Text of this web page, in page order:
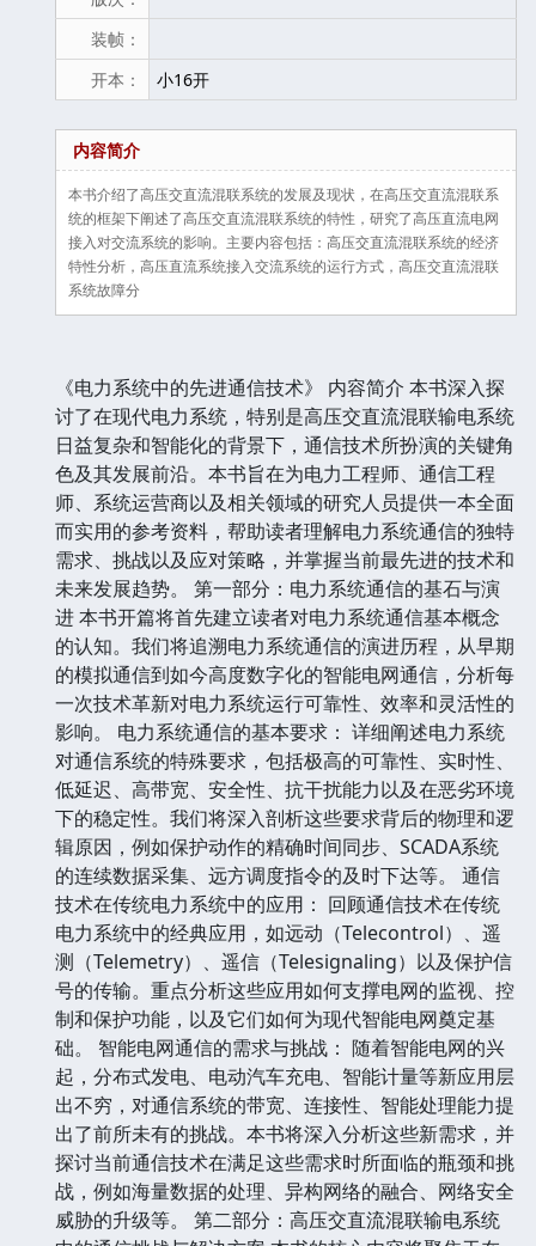
装帧：
开本：
小16开
内容简介
本书介绍了高压交直流混联系统的发展及现状，在高压交直流混联系
统的框架下阐述了高压交直流混联系统的特性，研究了高压直流电网
接入对交流系统的影响。主要内容包括：高压交直流混联系统的经济
特性分析，高压直流系统接入交流系统的运行方式，高压交直流混联
系统故障分
《电力系统中的先进通信技术》 内容简介 本书深入探
讨了在现代电力系统，特别是高压交直流混联输电系统
日益复杂和智能化的背景下，通信技术所扮演的关键角
色及其发展前沿。本书旨在为电力工程师、通信工程
师、系统运营商以及相关领域的研究人员提供一本全面
而实用的参考资料，帮助读者理解电力系统通信的独特
需求、挑战以及应对策略，并掌握当前最先进的技术和
未来发展趋势。 第一部分：电力系统通信的基石与演
进 本书开篇将首先建立读者对电力系统通信基本概念
的认知。我们将追溯电力系统通信的演进历程，从早期
的模拟通信到如今高度数字化的智能电网通信，分析每
一次技术革新对电力系统运行可靠性、效率和灵活性的
影响。 电力系统通信的基本要求： 详细阐述电力系统
对通信系统的特殊要求，包括极高的可靠性、实时性、
低延迟、高带宽、安全性、抗干扰能力以及在恶劣环境
下的稳定性。我们将深入剖析这些要求背后的物理和逻
辑原因，例如保护动作的精确时间同步、SCADA系统
的连续数据采集、远方调度指令的及时下达等。 通信
技术在传统电力系统中的应用： 回顾通信技术在传统
电力系统中的经典应用，如远动（Telecontrol）、遥
测（Telemetry）、遥信（Telesignaling）以及保护信
号的传输。重点分析这些应用如何支撑电网的监视、控
制和保护功能，以及它们如何为现代智能电网奠定基
础。 智能电网通信的需求与挑战： 随着智能电网的兴
起，分布式发电、电动汽车充电、智能计量等新应用层
出不穷，对通信系统的带宽、连接性、智能处理能力提
出了前所未有的挑战。本书将深入分析这些新需求，并
探讨当前通信技术在满足这些需求时所面临的瓶颈和挑
战，例如海量数据的处理、异构网络的融合、网络安全
威胁的升级等。 第二部分：高压交直流混联输电系统